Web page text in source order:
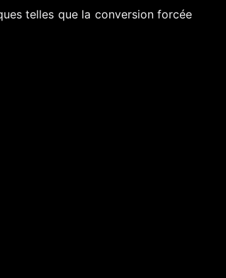
telles que la conversion forcée